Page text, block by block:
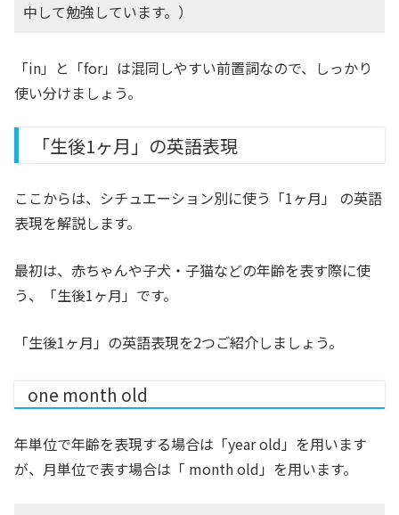
中して勉強しています。）
「in」と「for」は混同しやすい前置詞なので、しっかり
使い分けましょう。
「生後1ヶ月」の英語表現
ここからは、シチュエーション別に使う「1ヶ月」 の英語
表現を解説します。
最初は、赤ちゃんや子犬・子猫などの年齢を表す際に使
う、「生後1ヶ月」です。
「生後1ヶ月」の英語表現を2つご紹介しましょう。
one month old
年単位で年齢を表現する場合は「year old」を用います
が、月単位で表す場合は「 month old」を用います。